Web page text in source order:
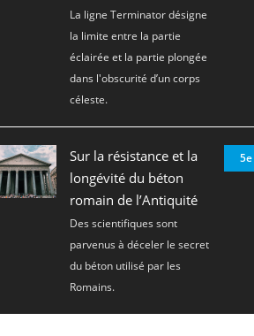
La ligne Terminator désigne
la limite entre la partie
éclairée et la partie plongée
dans l'obscurité d’un corps
céleste.
Sur la résistance et la
longévité du béton
romain de l’Antiquité
Des scientifiques sont
parvenus à déceler le secret
du béton utilisé par les
Romains.
5e